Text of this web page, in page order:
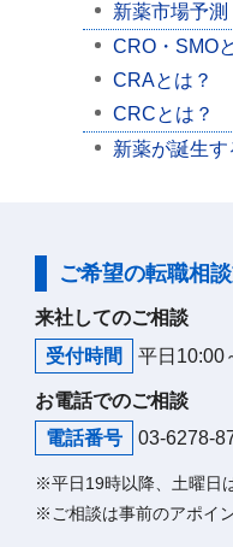
新薬市場予測
CRO・SMO
CRAとは？
CRCとは？
新薬が誕生す
ご希望の転職相
来社してのご相談
受付時間
平日10:00
お電話でのご相談
電話番号
03-6278-
※平日19時以降、土曜日
※ご相談は事前のアポイ